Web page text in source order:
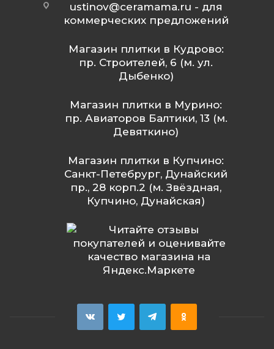
ustinov@ceramama.ru - для
коммерческих предложений
Магазин плитки в Кудрово:
пр. Строителей, 6 (м. ул.
Дыбенко)
Магазин плитки в Мурино:
пр. Авиаторов Балтики, 13 (м.
Девяткино)
Магазин плитки в Купчино:
Санкт-Петебрург, Дунайский
пр., 28 корп.2 (м. Звёздная,
Купчино, Дунайская)